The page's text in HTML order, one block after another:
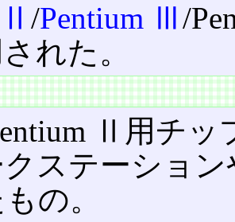
Ⅱ/Pentium Ⅲ/
れた。
Ⅱ用チッ
ステーショ
の。